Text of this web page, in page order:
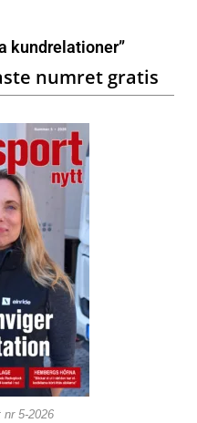
kundrelationer”
numret gratis
nr 5-2026